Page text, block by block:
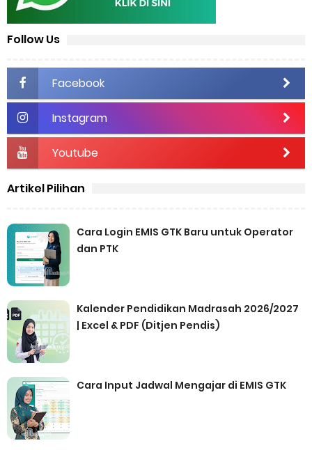
Follow Us
Facebook
Instagram
Youtube
Artikel Pilihan
Cara Login EMIS GTK Baru untuk Operator
dan PTK
Kalender Pendidikan Madrasah 2026/2027
| Excel & PDF (Ditjen Pendis)
Cara Input Jadwal Mengajar di EMIS GTK